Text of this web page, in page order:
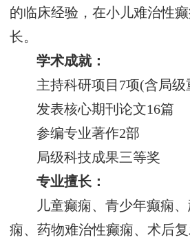
的临床经验，在小儿难治性
长。
学术成就：
主持科研项目7项(含局级
发表核心期刊论文16篇
参编专业著作2部
局级科技成果三等奖
专业擅长：
儿童癫痫、青少年癫痫
痫、药物难治性癫痫、术后